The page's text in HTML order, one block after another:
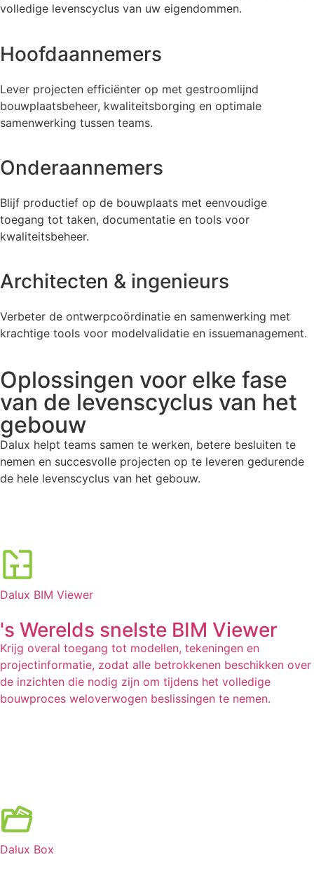
volledige levenscyclus van uw eigendommen.
Hoofdaannemers
Lever projecten efficiënter op met gestroomlijnd
bouwplaatsbeheer, kwaliteitsborging en optimale
samenwerking tussen teams.
Onderaannemers
Blijf productief op de bouwplaats met eenvoudige
toegang tot taken, documentatie en tools voor
kwaliteitsbeheer.
Architecten & ingenieurs
Verbeter de ontwerpcoördinatie en samenwerking met
krachtige tools voor modelvalidatie en issuemanagement.
Oplossingen voor elke fase
van de levenscyclus van het
gebouw
Dalux helpt teams samen te werken, betere besluiten te
nemen en succesvolle projecten op te leveren gedurende
de hele levenscyclus van het gebouw.
Dalux BIM Viewer
's Werelds snelste BIM Viewer
Krijg overal toegang tot modellen, tekeningen en
projectinformatie, zodat alle betrokkenen beschikken over
de inzichten die nodig zijn om tijdens het volledige
bouwproces weloverwogen beslissingen te nemen.
Dalux Box